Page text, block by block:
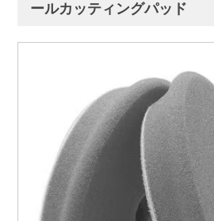
ールカッティングパッド